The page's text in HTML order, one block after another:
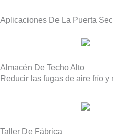
Aplicaciones De La Puerta
Almacén De Techo Alto
Reducir las fugas de aire frío
Taller De Fábrica